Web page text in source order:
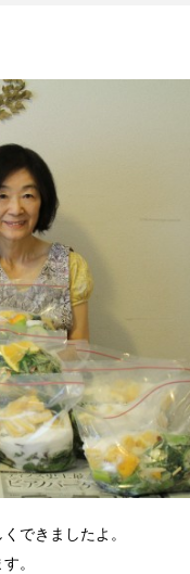
できましたよ。
。